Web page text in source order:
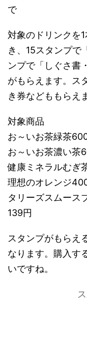
で
対象のドリンクを
き、15スタンプで
ンプで「しぐさ書
がもらえます。ス
き券などももらえ
対象商品
お～いお茶緑茶
お～いお茶濃い茶
健康ミネラルむぎ
理想のオレンジ
タリーズスムース
139円
スタンプがもらえ
なります。購入す
いですね。